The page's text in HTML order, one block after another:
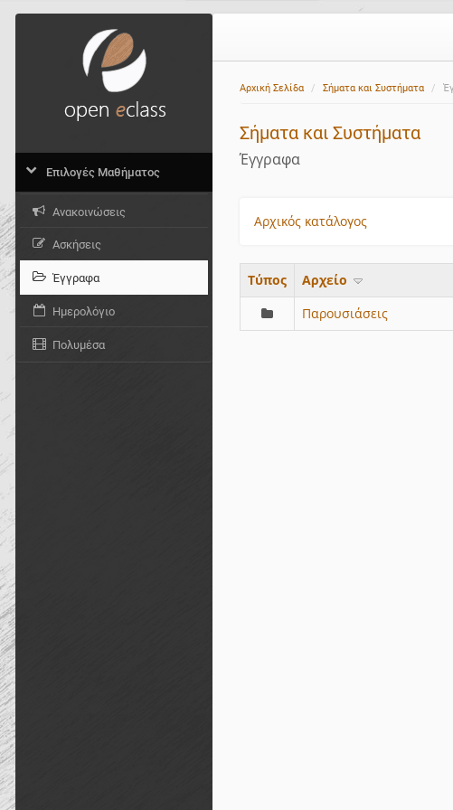
Αρχική Σελίδα Σήματα και Συστήματα
Σήματα και Συστήματα
Έγγραφα
Αρχικός κατάλογος
Τύπος Aρχείο
Παρουσιάσεις
Επιλογές Μαθήματος
Ανακοινώσεις
Ασκήσεις
Έγγραφα
Ημερολόγιο
Πολυμέσα